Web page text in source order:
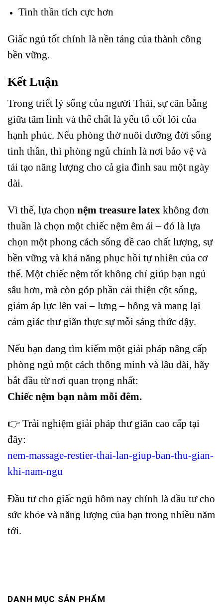
Tinh thần tích cực hơn
Giấc ngủ tốt chính là nền tảng của thành công
bền vững.
Kết Luận
Trong triết lý sống của người Thái, sự cân bằng
giữa tâm linh và thể chất là yếu tố cốt lõi của
hạnh phúc. Nếu phòng thờ nuôi dưỡng đời sống
tinh thần, thì phòng ngủ chính là nơi bảo vệ và
tái tạo năng lượng cho cả gia đình sau một ngày
dài.
Vì thế, lựa chọn nệm treasure latex không đơn
thuần là chọn một chiếc nệm êm ái – đó là lựa
chọn một phong cách sống đề cao chất lượng, sự
bền vững và khả năng phục hồi tự nhiên của cơ
thể. Một chiếc nệm tốt không chỉ giúp bạn ngủ
sâu hơn, mà còn góp phần cải thiện cột sống,
giảm áp lực lên vai – lưng – hông và mang lại
cảm giác thư giãn thực sự mỗi sáng thức dậy.
Nếu bạn đang tìm kiếm một giải pháp nâng cấp
phòng ngủ một cách thông minh và lâu dài, hãy
bắt đầu từ nơi quan trọng nhất:
Chiếc nệm bạn nằm mỗi đêm.
👉 Trải nghiệm giải pháp thư giãn cao cấp tại
đây:
nem-massage-restier-thai-lan-giup-ban-thu-gian-
khi-nam-ngu
Đầu tư cho giấc ngủ hôm nay chính là đầu tư cho
sức khỏe và năng lượng của bạn trong nhiều năm
tới.
DANH MỤC SẢN PHẨM